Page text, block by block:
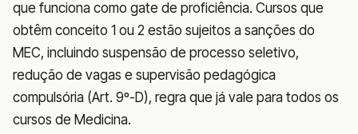
que funciona como gate de proficiência. Cursos que
obtêm conceito 1 ou 2 estão sujeitos a sanções do
MEC, incluindo suspensão de processo seletivo,
redução de vagas e supervisão pedagógica
compulsória (Art. 9º-D), regra que já vale para todos os
cursos de Medicina.